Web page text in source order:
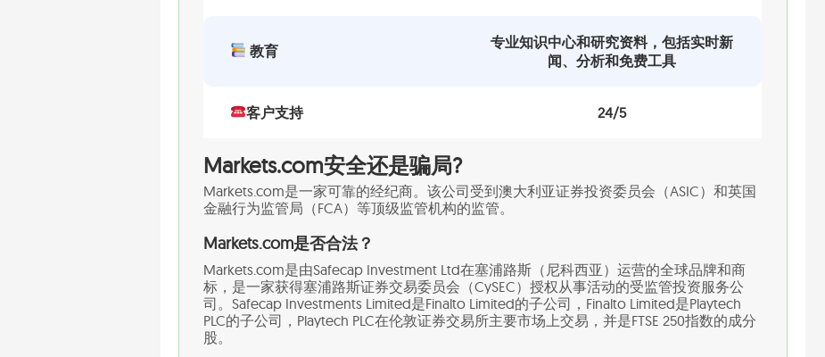
教育
专业知识中心和研究资料，包括实时新
闻、分析和免费工具
客户支持 24/5
Markets.com安全还是骗局?
Markets.com是一家可靠的经纪商。该公司受到澳大利亚证券投资委员会（ASIC）和英国
金融行为监管局（FCA）等顶级监管机构的监管。
Markets.com是否合法？
Markets.com是由Safecap Investment Ltd在塞浦路斯（尼科西亚）运营的全球品牌和商
标，是一家获得塞浦路斯证券交易委员会（CySEC）授权从事活动的受监管投资服务公
司。Safecap Investments Limited是Finalto Limited的子公司，Finalto Limited是Playtech
PLC的子公司，Playtech PLC在伦敦证券交易所主要市场上交易，并是FTSE 250指数的成分
股。